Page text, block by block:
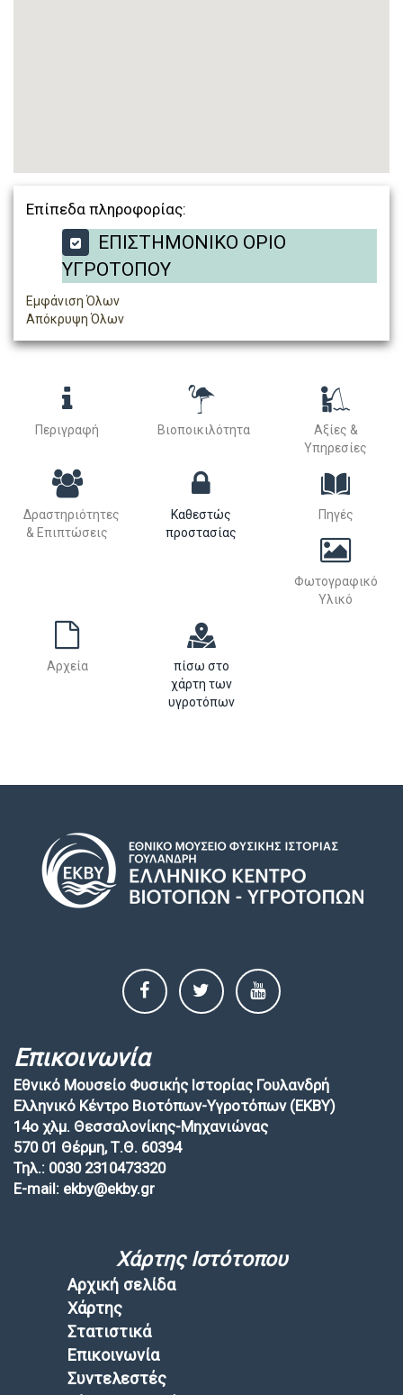
Επίπεδα πληροφορίας:
ΕΠΙΣΤΗΜΟΝΙΚΟ ΟΡΙΟ
ΥΓΡΟΤΟΠΟΥ
Εμφάνιση Όλων
Απόκρυψη Όλων
Περιγραφή Βιοποικιλότητα
Αξίες &
Υπηρεσίες
Δραστηριότητες
& Επιπτώσεις
Καθεστώς
προστασίας
Πηγές
Φωτογραφικό
Υλικό
Αρχεία
πίσω στο
χάρτη των
υγροτόπων
Επικοινωνία
Εθνικό Μουσείο Φυσικής Ιστορίας Γουλανδρή
Ελληνικό Κέντρο Βιοτόπων-Υγροτόπων (EKBY)
14ο χλμ. Θεσσαλονίκης-Μηχανιώνας
570 01 Θέρμη, Τ.Θ. 60394
Τηλ.: 0030 2310473320
E-mail: ekby@ekby.gr
Χάρτης Ιστότοπου
Αρχική σελίδα
Χάρτης
Στατιστικά
Επικοινωνία
Συντελεστές